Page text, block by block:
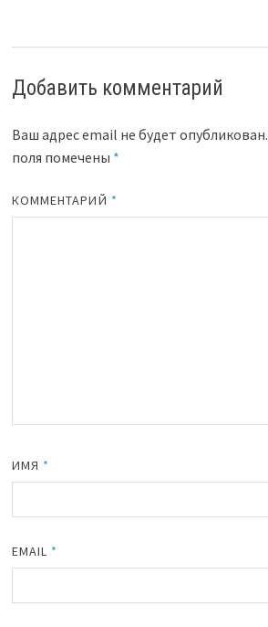
Добавить комментарий
Ваш адрес email не будет опубликован.
поля помечены *
КОММЕНТАРИЙ *
ИМЯ *
EMAIL *